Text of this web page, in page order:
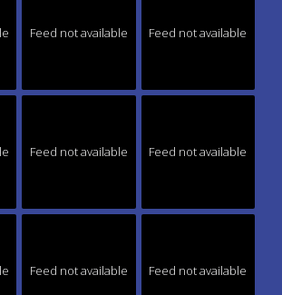
Feed not available Feed not available
Feed not available Feed not available
Feed not available Feed not available